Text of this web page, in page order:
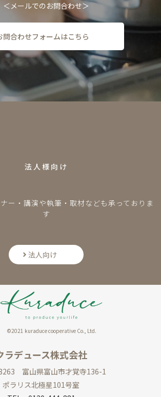
＜メールでのお問合わせ＞
問合わせフォームはこちら
法人様向け
ー・講演や執筆・取材なども承っておりま
す
法人向け
©2021 kuraduce cooperative Co., Ltd.
ラデュース株式会社
富山県富山市才覚寺136-1
ポラリス北極星101号室